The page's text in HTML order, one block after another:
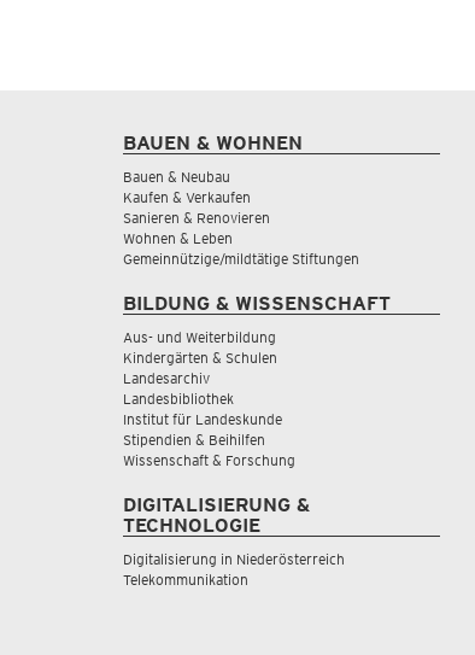
BAUEN & WOHNEN
Bauen & Neubau
Kaufen & Verkaufen
Sanieren & Renovieren
Wohnen & Leben
Gemeinnützige/mildtätige Stiftungen
BILDUNG & WISSENSCHAFT
Aus- und Weiterbildung
Kindergärten & Schulen
Landesarchiv
Landesbibliothek
Institut für Landeskunde
Stipendien & Beihilfen
Wissenschaft & Forschung
DIGITALISIERUNG &
TECHNOLOGIE
Digitalisierung in Niederösterreich
Telekommunikation